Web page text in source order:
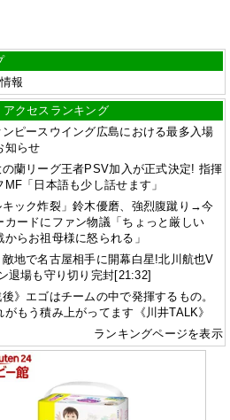
報
アクセスランキング
ンピースウイング広島における最多入場
知らせ
の蘭リーグ王者PSV加入が正式決定! 指揮
「日本語も少し話せます」
キック炸裂」鈴木優磨、強烈腹蹴り→今
カードにファン物議「ちょっと厳しい
らお祖母様に怒られる」
敵地で名古屋相手に開幕白星!北川航也V
退場も守り切り完封[21:32]
後》エゴはチームの中で発揮するもの。
もう積み上がってます《川井TALK》
ランキングページを表示